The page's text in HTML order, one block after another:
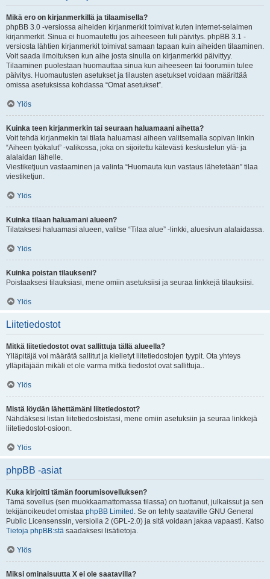
Mikä ero on kirjanmerkillä ja tilaamisella?
phpBB 3.0 -versiossa aiheiden kirjanmerkit toimivat kuten internet-selaimen
kirjanmerkit. Sinua ei huomautettu jos aiheeseen tuli päivitys. phpBB 3.1 -
versiosta lähtien kirjanmerkit toimivat samaan tapaan kuin aiheiden tilaaminen.
Voit saada ilmoituksen kun aihe josta sinulla on kirjanmerkki päivittyy.
Tilaaminen puolestaan huomauttaa sinua kun aiheeseen tai foorumiin tulee
päivitys. Huomautusten asetukset ja tilausten asetukset voidaan määrittää
omissa asetuksissa kohdassa “Omat asetukset”.
Ylös
Kuinka teen kirjanmerkin tai seuraan haluamaani aihetta?
Voit tehdä kirjanmekin tai tilata haluamasi aiheen valitsemalla sopivan linkin
“Aiheen työkalut” -valikossa, joka on sijoitettu kätevästi keskustelun ylä- ja
alalaidan lähelle.
Viestiketjuun vastaaminen ja valinta “Huomauta kun vastaus lähetetään” tilaa
viestiketjun.
Ylös
Kuinka tilaan haluamani alueen?
Tilataksesi haluamasi alueen, valitse “Tilaa alue” -linkki, aluesivun alalaidassa.
Ylös
Kuinka poistan tilaukseni?
Poistaaksesi tilauksiasi, mene omiin asetuksiisi ja seuraa linkkejä tilauksiisi.
Ylös
Liitetiedostot
Mitkä liitetiedostot ovat sallittuja tällä alueella?
Ylläpitäjä voi määrätä sallitut ja kielletyt liitetiedostojen tyypit. Ota yhteys
ylläpitäjään mikäli et ole varma mitkä tiedostot ovat sallittuja..
Ylös
Mistä löydän lähettämäni liitetiedostot?
Nähdäksesi listan liitetiedostoistasi, mene omiin asetuksiin ja seuraa linkkejä
liitetiedostot-osioon.
Ylös
phpBB -asiat
Kuka kirjoitti tämän foorumisovelluksen?
Tämä sovellus (sen muokkaamattomassa tilassa) on tuottanut, julkaissut ja sen
tekijänoikeudet omistaa phpBB Limited . Se on tehty saataville GNU General
Public Licensenssin, versiolla 2 (GPL-2.0) ja sitä voidaan jakaa vapaasti. Katso
Tietoja phpBB:stä saadaksesi lisätietoja.
Ylös
Miksi ominaisuutta X ei ole saatavilla?